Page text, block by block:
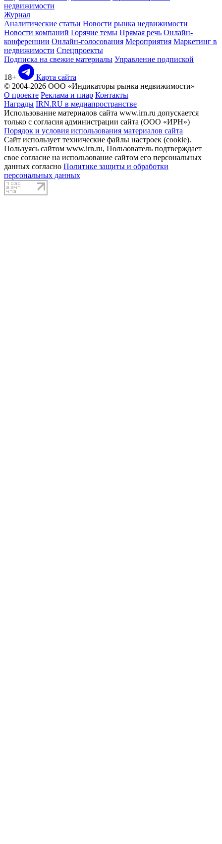
недвижимости
Журнал
Аналитические статьи Новости рынка недвижимости
Новости компаний Горячие темы Прямая речь Онлайн-
конференции Онлайн-голосования Мероприятия Маркетинг в
недвижимости Спецпроекты
Подписка на свежие материалы Управление подпиской
18+
Карта сайта
© 2004-2026 ООО «Индикаторы рынка недвижимости»
О проекте Реклама и пиар Контакты
Награды IRN.RU в медиапространстве
Использование материалов сайта www.irn.ru допускается
только с согласия администрации сайта (ООО «ИРН»)
Порядок и условия использования материалов сайта
Сайт использует технические файлы настроек (cookie).
Пользуясь сайтом www.irn.ru, Пользователь подтверждает
свое согласие на использование сайтом его персональных
данных согласно Политике защиты и обработки
персональных данных